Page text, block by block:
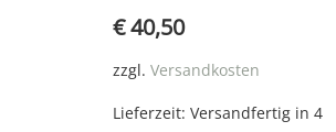
€40,50
zzgl.Versandkosten
Lieferzeit:Versandfertig in 4